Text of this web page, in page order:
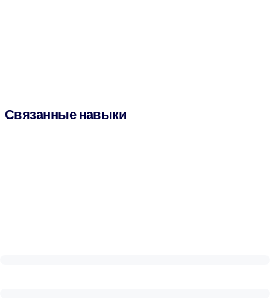
Связанные навыки